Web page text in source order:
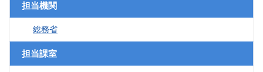
担当機関
総務省
担当課室